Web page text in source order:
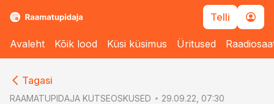
Telli
Avaleht Kõik lood Küsi küsimus Üritused
Tagasi
RAAMATUPIDAJA KUTSEOSKUSED 29.09.22, 07:30